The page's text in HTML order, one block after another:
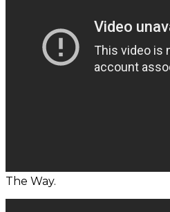
The Way.